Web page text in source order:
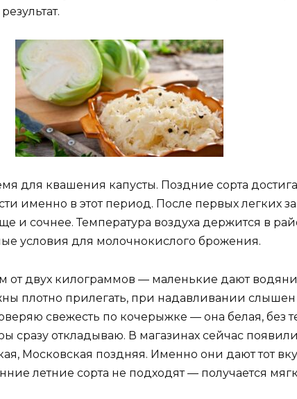
для квашения капусты. Поздние сорта
именно в этот период. После первых легких
и сочнее. Температура воздуха держится в
условия для молочнокислого брожения.
от двух килограммов — маленькие дают
плотно прилегать, при надавливании слышен
свежесть по кочерыжке — она белая, без
сразу откладываю. В магазинах сейчас
Московская поздняя. Именно они дают тот
летние сорта не подходят — получается